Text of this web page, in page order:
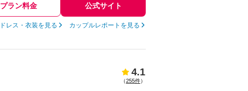
プラン料金 公式サイト
ドレス・衣装を見る カップルレポートを見る
4.1
（255件）